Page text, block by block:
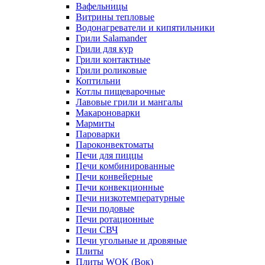
Вафельницы
Витрины тепловые
Водонагреватели и кипятильники
Грили Salamander
Грили для кур
Грили контактные
Грили роликовые
Коптильни
Котлы пищеварочные
Лавовые грили и мангалы
Макароноварки
Мармиты
Пароварки
Пароконвектоматы
Печи для пиццы
Печи комбинированные
Печи конвейерные
Печи конвекционные
Печи низкотемпературные
Печи подовые
Печи ротационные
Печи СВЧ
Печи угольные и дровяные
Плиты
Плиты WOK (Вок)